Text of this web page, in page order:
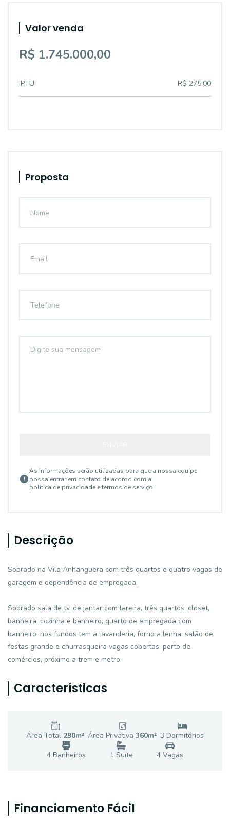
Valor venda
R$ 1.745.000,00
IPTU R$ 275,00
Proposta
As informações serão utilizadas para que a nossa equipe
possa entrar em contato de acordo com a
política de privacidade e termos de serviço
Descrição
Sobrado na Vila Anhanguera com três quartos e quatro vagas de
garagem e dependência de empregada.
Sobrado sala de tv, de jantar com lareira, três quartos, closet,
banheira, cozinha e banheiro, quarto de empregada com
banheiro, nos fundos tem a lavanderia, forno a lenha, salão de
festas grande e churrasqueira vagas cobertas, perto de
comércios, próximo a trem e metro.
Características
Área Total 290m² Área Privativa 360m² 3 Dormitórios
4 Banheiros 1 Suíte 4Vagas
Financiamento Fácil